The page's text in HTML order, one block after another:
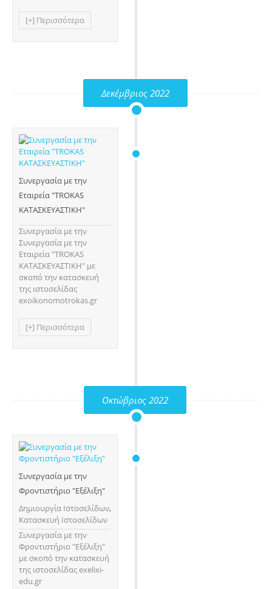
[+] Περισσότερα
Δεκέμβριος 2022
Συνεργασία με την
Εταιρεία "TROKAS
ΚΑΤΑΣΚΕΥΑΣΤΙΚΗ"
Συνεργασία με την
Συνεργασία με την
Εταιρεία "TROKAS
ΚΑΤΑΣΚΕΥΑΣΤΙΚΗ" με
σκοπό την κατασκευή
της ιστοσελίδας
exoikonomotrokas.gr
[+] Περισσότερα
Οκτώβριος 2022
Συνεργασία με την
Φροντιστήριο "Εξέλιξη"
Δημιουργία Ιστοσελίδων,
Κατασκευή Ιστοσελίδων
Συνεργασία με την
Φροντιστήριο "Εξέλιξη"
με σκοπό την κατασκευή
της ιστοσελίδας exelixi-
edu.gr